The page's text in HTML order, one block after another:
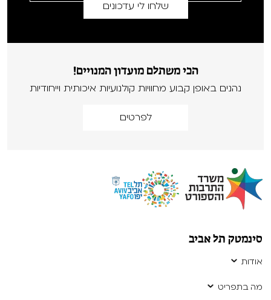
הכי משתלם מועדון המנויים!
נהנים באופן קבוע מחוויות קולנועיות איכותית וייחודיות
לפרטים
סינמטק תל אביב
אודות
מה בתפריט